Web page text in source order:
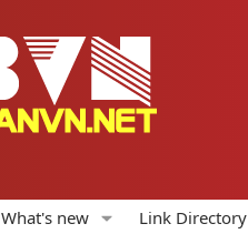
What's new Link Directory